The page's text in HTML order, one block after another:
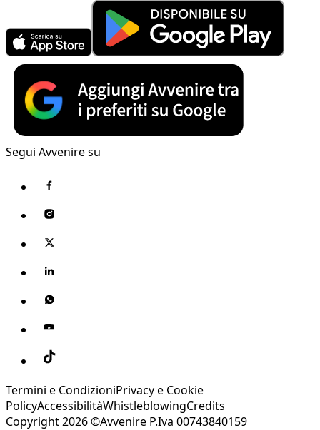
Segui Avvenire su
Termini e CondizioniPrivacy e Cookie
PolicyAccessibilitàWhistleblowingCredits
Copyright 2026 ©Avvenire P.Iva 00743840159